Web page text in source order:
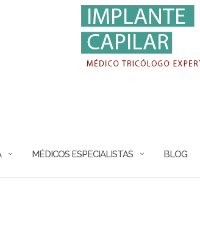
MÉDICOS ESPECIALISTAS BLOG